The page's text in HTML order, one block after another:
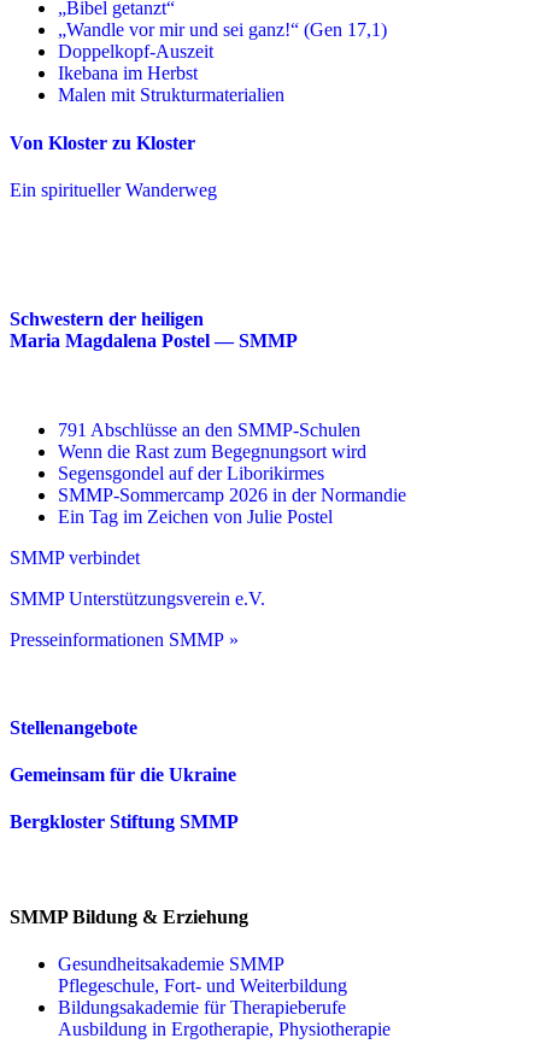
„Bibel getanzt“
„Wandle vor mir und sei ganz!“ (Gen 17,1)
Doppelkopf-Auszeit
Ikebana im Herbst
Malen mit Strukturmaterialien
Von Kloster zu Kloster
Ein spiritueller Wanderweg
Schwestern der heiligen
Maria Magdalena Postel — SMMP
791 Abschlüsse an den SMMP-Schulen
Wenn die Rast zum Begegnungsort wird
Segensgondel auf der Liborikirmes
SMMP-Sommercamp 2026 in der Normandie
Ein Tag im Zeichen von Julie Postel
SMMP verbindet
SMMP Unterstützungsverein e.V.
Presseinformationen SMMP »
Stellenangebote
Gemeinsam für die Ukraine
Bergkloster Stiftung SMMP
SMMP Bildung & Erziehung
Gesundheitsakademie SMMP
Pflegeschule, Fort- und Weiterbildung
Bildungsakademie für Therapieberufe
Ausbildung in Ergotherapie, Physiotherapie